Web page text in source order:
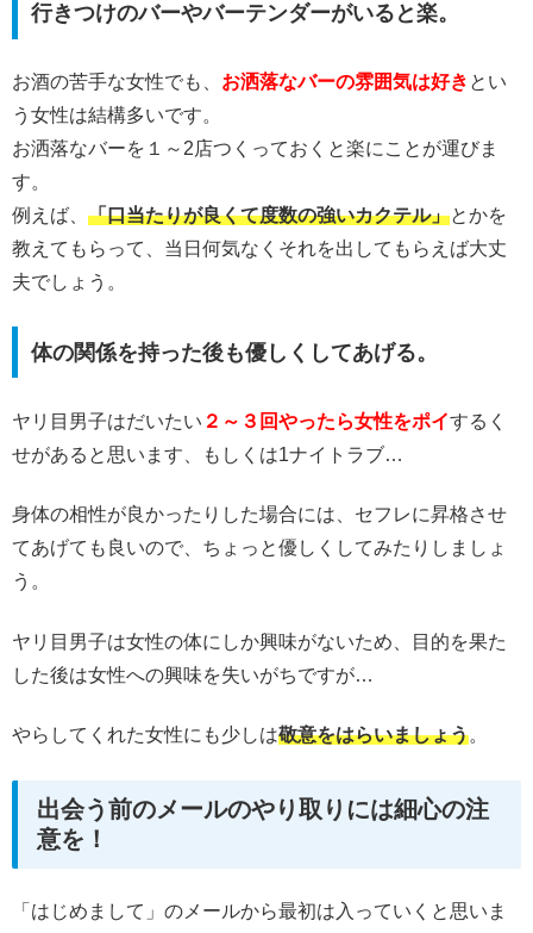
行きつけのバーやバーテンダーがいると楽。
お酒の苦手な女性でも、 お洒落なバーの雰囲気は好き とい
う女性は結構多いです。
お洒落なバーを１～2店つくっておくと楽にことが運びま
す。
例えば、 「口当たりが良くて度数の強いカクテル」とかを
教えてもらって、当日何気なくそれを出してもらえば大丈
夫でしょう。
体の関係を持った後も優しくしてあげる。
ヤリ目男子はだいたい ２～３回やったら女性をポイするく
せがあると思います、もしくは1ナイトラブ…
身体の相性が良かったりした場合には、セフレに昇格させ
てあげても良いので、ちょっと優しくしてみたりしましょ
う。
ヤリ目男子は女性の体にしか興味がないため、目的を果た
した後は女性への興味を失いがちですが…
やらしてくれた女性にも少しは敬意をはらいましょう。
出会う前のメールのやり取りには細心の注
意を！
「はじめまして」のメールから最初は入っていくと思いま